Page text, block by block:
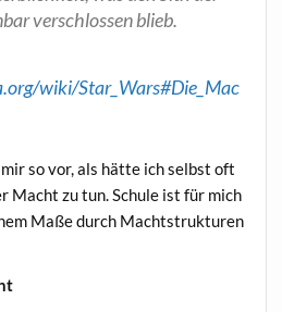
ver­schlos­sen blieb.
wiki/Star_Wars#Die_Mac
so vor, als hät­te ich selbst oft
Macht zu tun. Schu­le ist für mich
Maße durch Macht­struk­tu­ren